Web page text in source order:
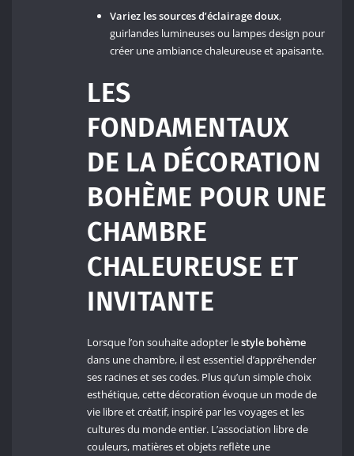
Variez les sources d’éclairage doux,
guirlandes lumineuses ou lampes design pour
créer une ambiance chaleureuse et apaisante.
LES
FONDAMENTAUX
DE LA DÉCORATION
BOHÈME POUR UNE
CHAMBRE
CHALEUREUSE ET
INVITANTE
Lorsque l’on souhaite adopter lestyle bohème
dans une chambre, il est essentiel d’appréhender
ses racines et ses codes. Plus qu’un simple choix
esthétique, cette décoration évoque un mode de
vie libre et créatif, inspiré par les voyages et les
cultures du monde entier. L’association libre de
couleurs, matières et objets reflète une